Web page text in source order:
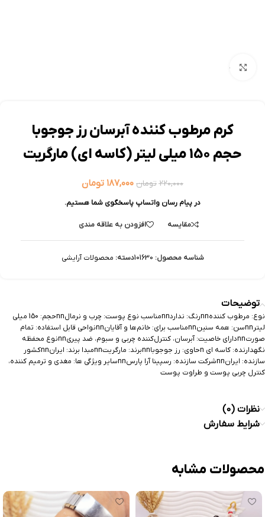
بزرگنمایی تصویر
کرم مرطوب کننده آبرسان رز جوجوبا
حجم 150 میلی لیتر (کاسه ای) مارگریت
۲۲۰,۰۰۰ تومان ۱۸۷,۰۰۰ تومان
در پیام رسان واتساپ پاسخگوی شما هستیم.
مقایسه افزودن به علاقه مندی
شناسه محصول: 101630دسته: محصولات آرایشی
توضیحات
نوع: مرطوب کنندهnnرنگ: نداردnnمناسب نوع پوست: چرب و نرمالnnحجم: 150 میلی
لیترnnسن: همه سنینnnمناسب برای: خانم‌ها و آقایانnnنواحی قابل استفاده: تمام
صورتnnدارای خاصیت: آبرسان، کنترل‌کننده چربی و سبوم، ضد پیریnnنوع محفظه
نگهدارنده: کاسه ای nحاوی: رز جوجوباnnبرند: مارگریتnnمبدا برند: ایرانnnکشور
سازنده: ایرانnnشرکت سازنده: رسپینا آرا پارسnnسایر ویژگی ها: مغدی و ترمیم کننده،
کنترل چربی پوست و طراوت پوست
نظرات (0)
شرایط سفارش
محصولات مشابه